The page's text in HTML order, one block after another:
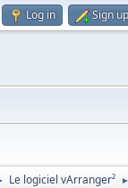
Log in Sign up
Le logiciel vArranger² ►